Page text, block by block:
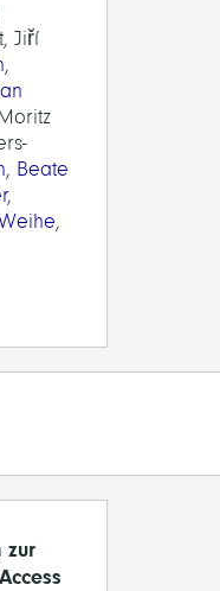
Jiří
,
, Beate
,
,
zur